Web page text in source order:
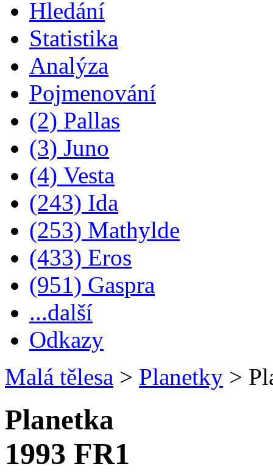
Hledání
Statistika
Analýza
Pojmenování
(2) Pallas
(3) Juno
(4) Vesta
(243) Ida
(253) Mathylde
(433) Eros
(951) Gaspra
...další
Odkazy
Malá tělesa > Planetky >
Planetka
1993 FR1